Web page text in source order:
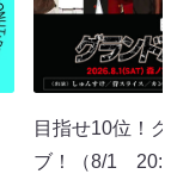
目指せ10位！
ブ！（8/1